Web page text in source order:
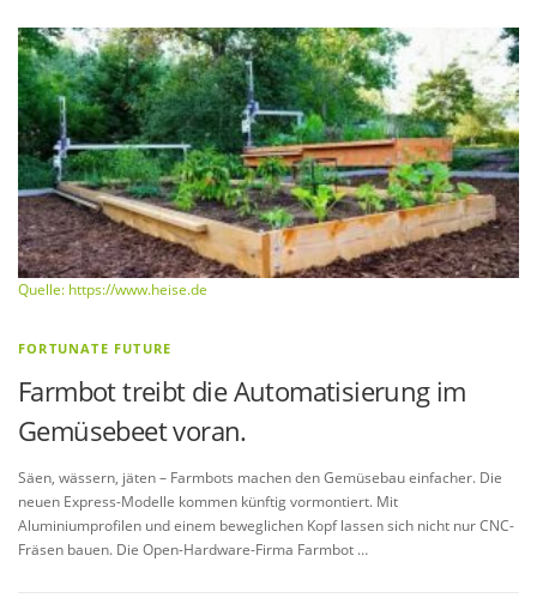
Quelle: https://www.heise.de
FORTUNATE FUTURE
Farmbot treibt die Automatisierung im
Gemüsebeet voran.
Säen, wässern, jäten – Farmbots machen den Gemüsebau einfacher. Die
neuen Express-Modelle kommen künftig vormontiert. Mit
Aluminiumprofilen und einem beweglichen Kopf lassen sich nicht nur CNC-
Fräsen bauen. Die Open-Hardware-Firma Farmbot …